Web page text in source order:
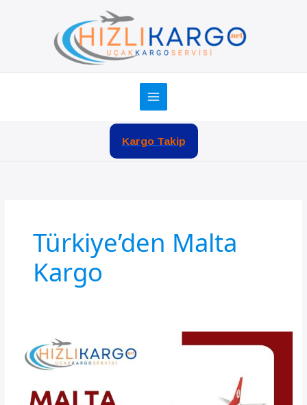
Kargo Takip
Türkiye’den Malta
Kargo